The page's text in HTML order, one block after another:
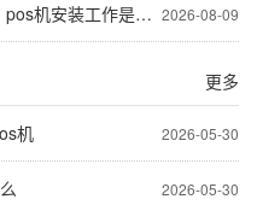
2026-08-09
安装工作是做什么
更多
2026-05-30
机
2026-05-30